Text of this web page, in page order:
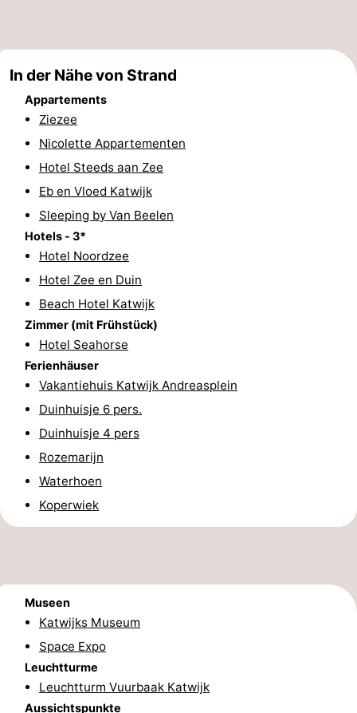
Parken
Reisebuchshop
Medizin
Adressen
Region
Nordholland
Natur
Schoorlse
Duinen
Bergen
aan
Zee
Bergen
Alkmaar
Egmond
aan
Zee
Noordhollands
duinreservaat
Natur
Zuid-
Amsterdam
-
Zandvoort
Südholland
Leiden
Bollenstreek
In der Nähe von Strand
Appartements
Ziezee
Nicolette Appartementen
Hotel Steeds aan Zee
Eb en Vloed Katwijk
Sleeping by Van Beelen
Hotels - 3*
Hotel Noordzee
Hotel Zee en Duin
Beach Hotel Katwijk
Zimmer (mit Frühstück)
Hotel Seahorse
Ferienhäuser
Vakantiehuis Katwijk Andreasplein
Duinhuisje 6 pers.
Duinhuisje 4 pers
Rozemarijn
Waterhoen
Koperwiek
Museen
Katwijks Museum
Space Expo
Leuchtturme
Leuchtturm Vuurbaak Katwijk
Aussichtspunkte